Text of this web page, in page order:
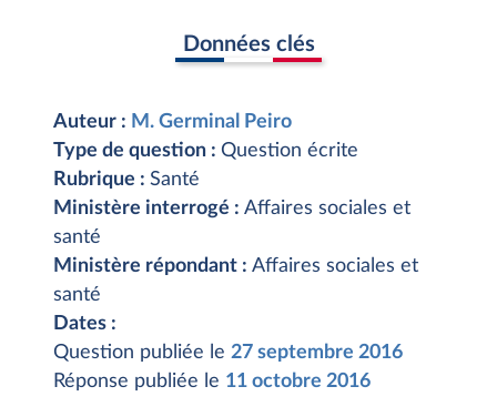
Données clés
Auteur : M. Germinal Peiro
Type de question : Question écrite
Rubrique : Santé
Ministère interrogé : Affaires sociales et
santé
Ministère répondant : Affaires sociales et
santé
Dates :
Question publiée le 27 septembre 2016
Réponse publiée le 11 octobre 2016